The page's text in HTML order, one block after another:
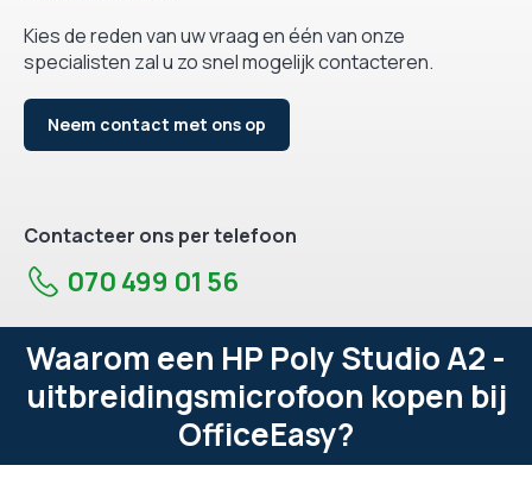
Kies de reden van uw vraag en één van onze
specialisten zal u zo snel mogelijk contacteren.
Neem contact met ons op
Contacteer ons per telefoon
070 499 01 56
Waarom een HP Poly Studio A2 -
uitbreidingsmicrofoon kopen bij
OfficeEasy?